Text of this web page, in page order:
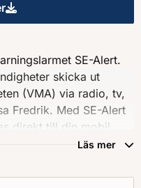
meddelande till
SE-Alert.
skicka ut
(VMA) via radio, tv,
Fredrik. Med SE-Alert
direkt till din mobil.
Läs mer